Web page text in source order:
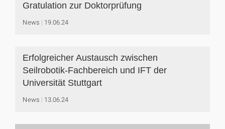
Gratulation zur Doktorprüfung
News 19.06.24
Erfolgreicher Austausch zwischen
Seilrobotik-Fachbereich und IFT der
Universität Stuttgart
News 13.06.24